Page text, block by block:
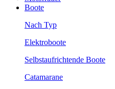
Boote
Nach Typ
Elektroboote
Selbstaufrichtende Boote
Catamarane